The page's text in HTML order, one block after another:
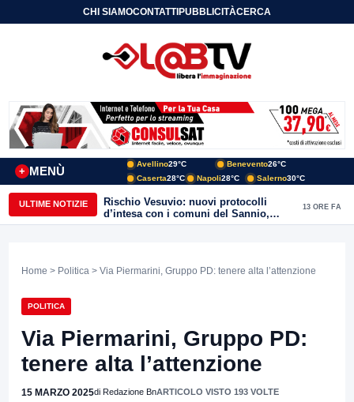
CHI SIAMOCONTATTIPUBBLICITÀCERCA
MENÙ
+
Avellino29°C Benevento26°C
Caserta28°C Napoli28°C Salerno30°C
ULTIME NOTIZIE
Rischio Vesuvio: nuovi protocolli
d’intesa con i comuni del Sannio,
firmato il protocollo con Arpaise
13 ORE FA
Home > Politica > Via Piermarini, Gruppo PD: tenere alta l’attenzione
POLITICA
Via Piermarini, Gruppo PD:
tenere alta l’attenzione
15 MARZO 2025di Redazione BnARTICOLO VISTO 193 VOLTE